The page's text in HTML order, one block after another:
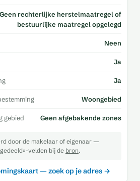
Geen rechterlijke herstelmaatregel of
bestuurlijke maatregel opgelegd
Neen
Ja
Ja
Woongebied
gebied Geen afgebakende zones
door de makelaar of eigenaar —
velden bij de bron.
— zoek op je adres →